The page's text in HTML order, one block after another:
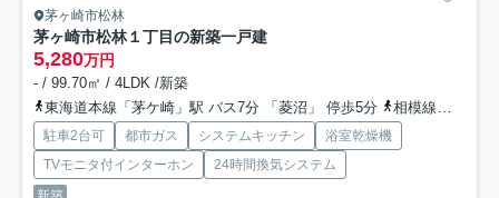
茅ヶ崎市松林
茅ヶ崎市松林１丁目の新築一戸建
5,280万円
- / 99.70㎡ / 4LDK /新築
東海道本線「茅ケ崎」駅 バス7分 「菱沼」 停歩5分
相模線「茅ケ崎」駅 バス7分 「菱沼」 停歩5分
駐車2台可 都市ガス システムキッチン
浴室乾燥機
TVモニタ付インターホン
24時間換気システム